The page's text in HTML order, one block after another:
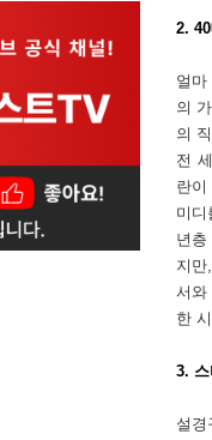
2.
얼
의
의
전
란
미디
년층
지
서와
한
3. 스
설경